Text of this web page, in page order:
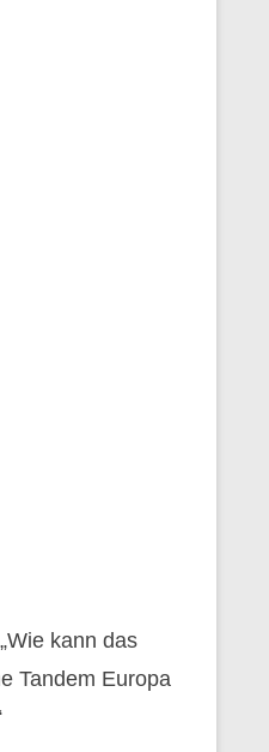
kann das
Tandem Europa